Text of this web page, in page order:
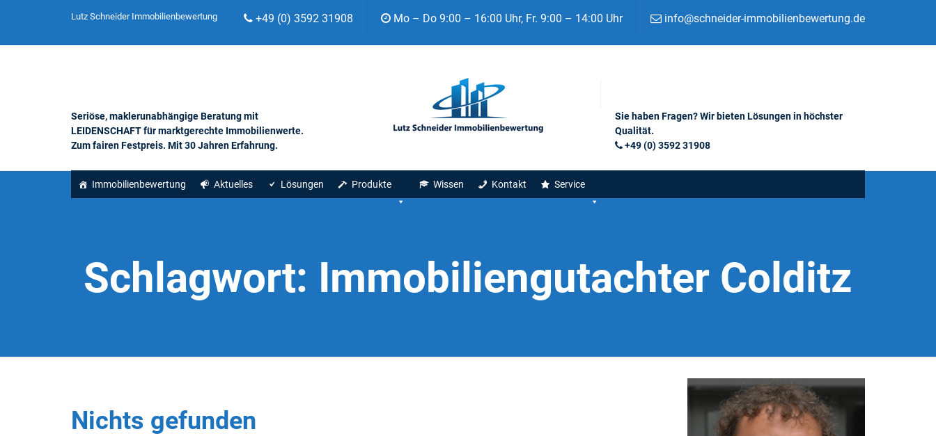
Lutz Schneider Immobilienbewertung +49 (0) 3592 31908 Mo – Do 9:00 – 16:00 Uhr, Fr. 9:00 – 14:00 Uhr info@schneider-immobilienbewertung.de
Seriöse, maklerunabhängige Beratung mit
LEIDENSCHAFT für marktgerechte Immobilienwerte.
Zum fairen Festpreis. Mit 30 Jahren Erfahrung.
Sie haben Fragen? Wir bieten Lösungen in höchster
Qualität.
+49 (0) 3592 31908
Immobilienbewertung Aktuelles Lösungen Produkte Wissen Kontakt Service
Schlagwort: Immobiliengutachter Colditz
Nichts gefunden